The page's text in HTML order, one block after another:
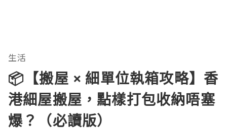
生活
📦【搬屋 × 細單位執箱攻略】香
港細屋搬屋，點樣打包收納唔塞
爆？（必讀版）